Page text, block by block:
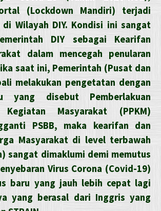
(Lockdown Mandiri) terjadi
di Wilayah DIY. Kondisi ini sangat
DIY sebagai Kearifan
dalam mencegah penularan
saat ini, Pemerintah (Pusat dan
melakukan pengetatan dengan
yang disebut Pemberlakuan
Kegiatan Masyarakat (PPKM)
PSBB, maka kearifan dan
Masyarakat di level terbawah
sangat dimaklumi demi memutus
Virus Corona (Covid-19)
baru yang jauh lebih cepat lagi
yang berasal dari Inggris yang